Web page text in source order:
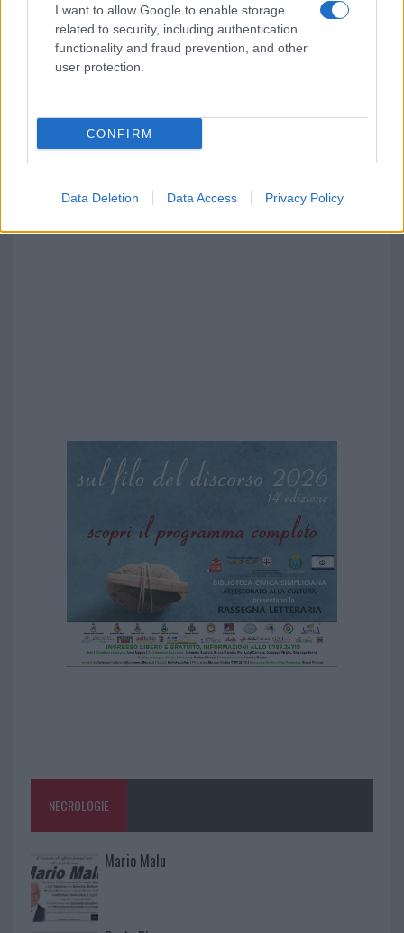
I want to allow Google to enable storage
related to security, including authentication
functionality and fraud prevention, and other
user protection.
CONFIRM
Data Deletion Data Access Privacy Policy
NECROLOGIE
Mario Malu